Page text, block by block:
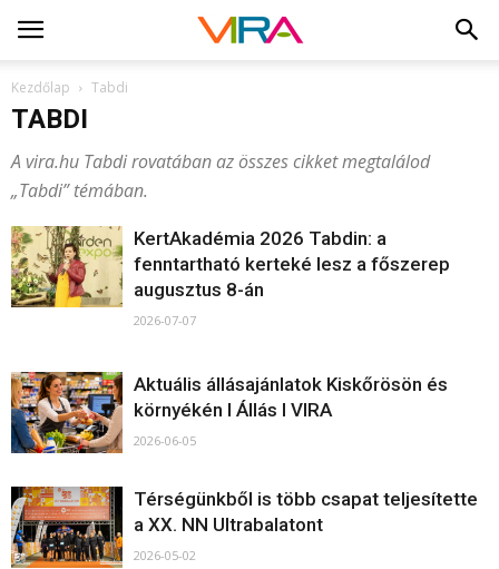
Kezdőlap Tabdi
TABDI
A vira.hu Tabdi rovatában az összes cikket megtalálod
„Tabdi” témában.
KertAkadémia 2026 Tabdin: a
fenntartható kerteké lesz a főszerep
augusztus 8-án
2026-07-07
Aktuális állásajánlatok Kiskőrösön és
környékén I Állás I VIRA
2026-06-05
Térségünkből is több csapat teljesítette
a XX. NN Ultrabalatont
2026-05-02